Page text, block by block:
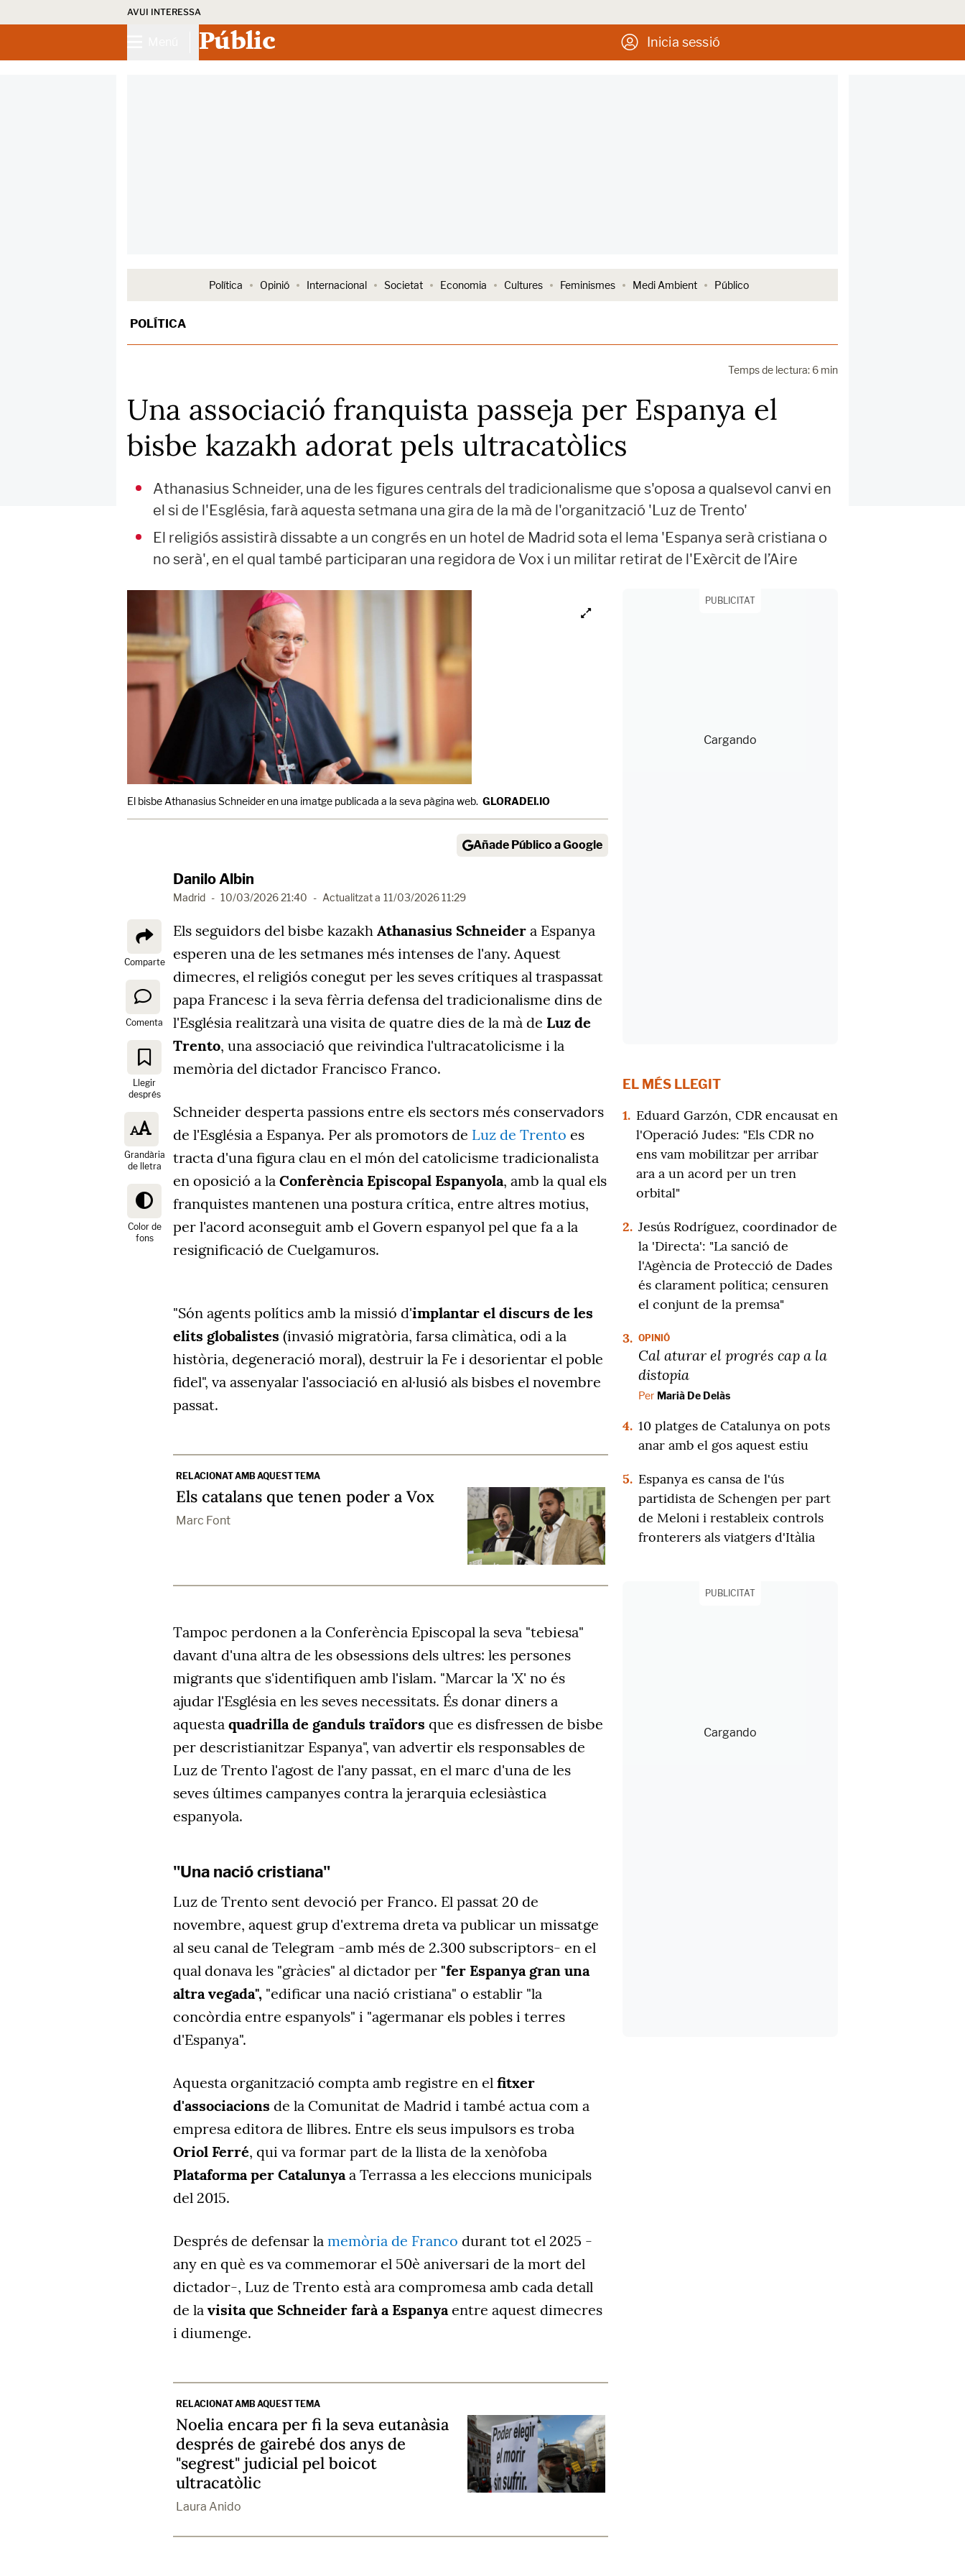
AVUI INTERESSA
Públic Inicia sessió
Política Opinió Internacional Societat Economia Cultures Feminismes Medi Ambient Público
POLÍTICA
Temps de lectura: 6 min
Una associació franquista passeja per Espanya el
bisbe kazakh adorat pels ultracatòlics
Athanasius Schneider, una de les figures centrals del tradicionalisme que s'oposa a qualsevol canvi en
el si de l'Església, farà aquesta setmana una gira de la mà de l'organització 'Luz de Trento'
El religiós assistirà dissabte a un congrés en un hotel de Madrid sota el lema 'Espanya serà cristiana o
no serà', en el qual també participaran una regidora de Vox i un militar retirat de l'Exèrcit de l’Aire
El bisbe Athanasius Schneider en una imatge publicada a la seva pàgina web. GLORADEI.IO
Añade Público a Google
Danilo Albin
Madrid - 10/03/2026 21:40 - Actualitzat a 11/03/2026 11:29
Comparte
Comenta
Llegir
després
Grandària
de lletra
Color de
fons
Els seguidors del bisbe kazakh Athanasius Schneider a Espanya
esperen una de les setmanes més intenses de l'any. Aquest
dimecres, el religiós conegut per les seves crítiques al traspassat
papa Francesc i la seva fèrria defensa del tradicionalisme dins de
l'Església realitzarà una visita de quatre dies de la mà de Luz de
Trento, una associació que reivindica l'ultracatolicisme i la
memòria del dictador Francisco Franco.
Schneider desperta passions entre els sectors més conservadors
de l'Església a Espanya. Per als promotors de Luz de Trento es
tracta d'una figura clau en el món del catolicisme tradicionalista
en oposició a la Conferència Episcopal Espanyola, amb la qual els
franquistes mantenen una postura crítica, entre altres motius,
per l'acord aconseguit amb el Govern espanyol pel que fa a la
resignificació de Cuelgamuros.
"Són agents polítics amb la missió d'implantar el discurs de les
elits globalistes (invasió migratòria, farsa climàtica, odi a la
història, degeneració moral), destruir la Fe i desorientar el poble
fidel", va assenyalar l'associació en al·lusió als bisbes el novembre
passat.
RELACIONAT AMB AQUEST TEMA
Els catalans que tenen poder a Vox
Marc Font
Tampoc perdonen a la Conferència Episcopal la seva "tebiesa"
davant d'una altra de les obsessions dels ultres: les persones
migrants que s'identifiquen amb l'islam. "Marcar la 'X' no és
ajudar l'Església en les seves necessitats. És donar diners a
aquesta quadrilla de ganduls traïdors que es disfressen de bisbe
per descristianitzar Espanya", van advertir els responsables de
Luz de Trento l'agost de l'any passat, en el marc d'una de les
seves últimes campanyes contra la jerarquia eclesiàstica
espanyola.
"Una nació cristiana"
Luz de Trento sent devoció per Franco. El passat 20 de
novembre, aquest grup d'extrema dreta va publicar un missatge
al seu canal de Telegram -amb més de 2.300 subscriptors- en el
qual donava les "gràcies" al dictador per "fer Espanya gran una
altra vegada", "edificar una nació cristiana" o establir "la
concòrdia entre espanyols" i "agermanar els pobles i terres
d'Espanya".
Aquesta organització compta amb registre en el fitxer
d'associacions de la Comunitat de Madrid i també actua com a
empresa editora de llibres. Entre els seus impulsors es troba
Oriol Ferré, qui va formar part de la llista de la xenòfoba
Plataforma per Catalunyaa Terrassa a les eleccions municipals
del 2015.
Després de defensar la memòria de Franco durant tot el 2025 -
any en què es va commemorar el 50è aniversari de la mort del
dictador-, Luz de Trento està ara compromesa amb cada detall
de la visita que Schneider farà a Espanyaentre aquest dimecres
i diumenge.
RELACIONAT AMB AQUEST TEMA
Noelia encara per fi la seva eutanàsia
després de gairebé dos anys de
"segrest" judicial pel boicot
ultracatòlic
Laura Anido
PUBLICITAT
EL MÉS LLEGIT
1. Eduard Garzón, CDR encausat en
l'Operació Judes: "Els CDR no
ens vam mobilitzar per arribar
ara a un acord per un tren
orbital"
2. Jesús Rodríguez, coordinador de
la 'Directa': "La sanció de
l'Agència de Protecció de Dades
és clarament política; censuren
el conjunt de la premsa"
3. OPINIÓ
Cal aturar el progrés cap a la
distopia
Per Marià De Delàs
4. 10 platges de Catalunya on pots
anar amb el gos aquest estiu
5. Espanya es cansa de l'ús
partidista de Schengen per part
de Meloni i restableix controls
fronterers als viatgers d'Itàlia
PUBLICITAT